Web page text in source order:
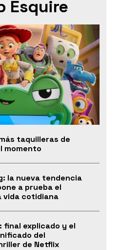
Esquire
taquilleras de
momento
la nueva tendencia
a prueba el
vida cotidiana
: final explicado y el
del
de Netflix